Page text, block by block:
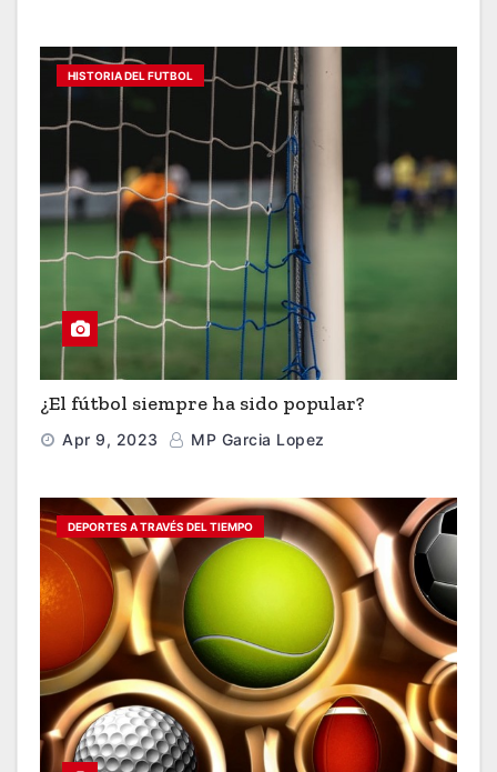
HISTORIA DEL FUTBOL
¿El fútbol siempre ha sido popular?
Apr 9, 2023 MP Garcia Lopez
DEPORTES A TRAVÉS DEL TIEMPO